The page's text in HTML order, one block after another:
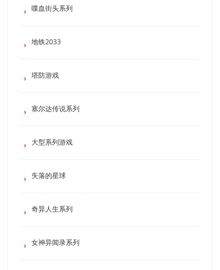
喋血街头系列
地铁2033
塔防游戏
塞尔达传说系列
大型系列游戏
失落的星球
奇异人生系列
女神异闻录系列